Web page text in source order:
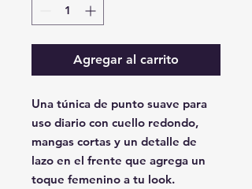
Agregar al carrito
Una túnica de punto suave para
uso diario con cuello redondo,
mangas cortas y un detalle de
lazo en el frente que agrega un
toque femenino a tu look.